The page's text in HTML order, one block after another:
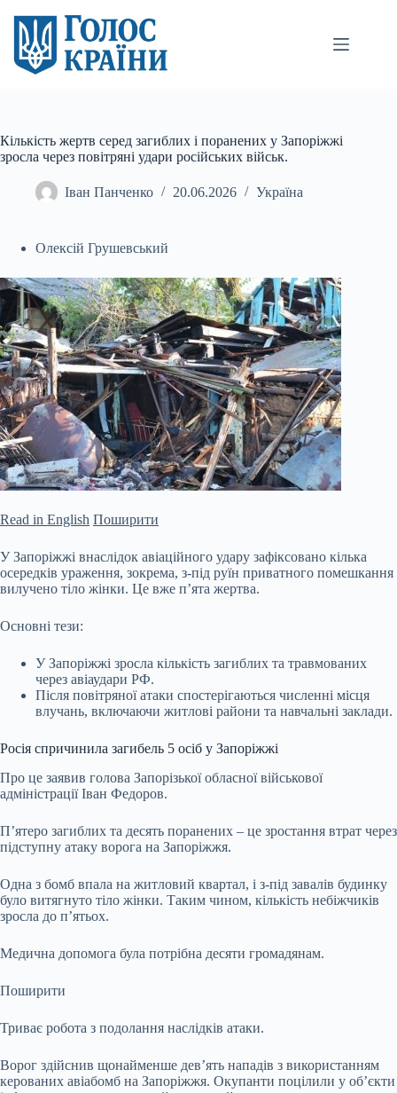
вмісту
Кількість жертв серед загиблих і поранених у Запоріжжі
зросла через повітряні удари російських військ.
Іван Панченко 20.06.2026 Україна
Олексій Грушевський
Read in English Поширити
У Запоріжжі внаслідок авіаційного удару зафіксовано кілька
осередків ураження, зокрема, з-під руїн приватного помешкання
вилучено тіло жінки. Це вже п’ята жертва.
Основні тези:
У Запоріжжі зросла кількість загиблих та травмованих
через авіаудари РФ.
Після повітряної атаки спостерігаються численні місця
влучань, включаючи житлові райони та навчальні заклади.
Росія спричинила загибель 5 осіб у Запоріжжі
Про це заявив голова Запорізької обласноївійськової
адміністрації Іван Федоров.
П’ятеро загиблих та десять поранених – це зростання втрат через
підступну атаку ворога на Запоріжжя.
Одна з бомб впала на житловий квартал, і з-під завалів будинку
було витягнуто тіло жінки. Таким чином, кількість небіжчиків
зросла до п’ятьох.
Медична допомога була потрібна десяти громадянам.
Поширити
Триває робота з подолання наслідків атаки.
Ворог здійснив щонайменше дев’ять нападів з використанням
керованих авіабомб на Запоріжжя. Окупанти поцілили у об’єкти